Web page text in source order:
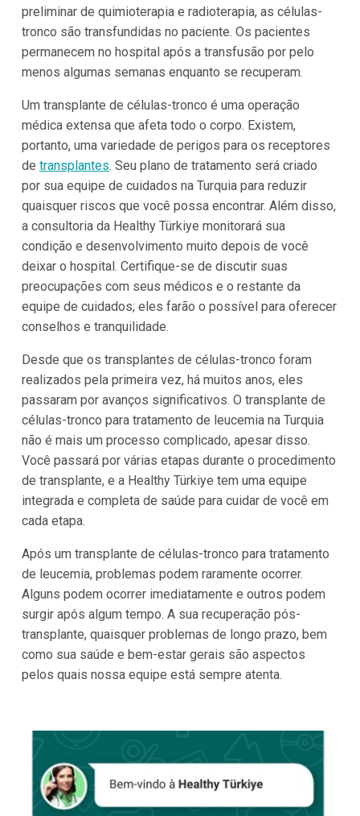
preliminar de quimioterapia e radioterapia, as células-
tronco são transfundidas no paciente. Os pacientes
permanecem no hospital após a transfusão por pelo
menos algumas semanas enquanto se recuperam.
Um transplante de células-tronco é uma operação
médica extensa que afeta todo o corpo. Existem,
portanto, uma variedade de perigos para os receptores
de transplantes. Seu plano de tratamento será criado
por sua equipe de cuidados na Turquia para reduzir
quaisquer riscos que você possa encontrar. Além disso,
a consultoria da Healthy Türkiye monitorará sua
condição e desenvolvimento muito depois de você
deixar o hospital. Certifique-se de discutir suas
preocupações com seus médicos e o restante da
equipe de cuidados; eles farão o possível para oferecer
conselhos e tranquilidade.
Desde que os transplantes de células-tronco foram
realizados pela primeira vez, há muitos anos, eles
passaram por avanços significativos. O transplante de
células-tronco para tratamento de leucemia na Turquia
não é mais um processo complicado, apesar disso.
Você passará por várias etapas durante o procedimento
de transplante, e a Healthy Türkiye tem uma equipe
integrada e completa de saúde para cuidar de você em
cada etapa.
Após um transplante de células-tronco para tratamento
de leucemia, problemas podem raramente ocorrer.
Alguns podem ocorrer imediatamente e outros podem
surgir após algum tempo. A sua recuperação pós-
transplante, quaisquer problemas de longo prazo, bem
como sua saúde e bem-estar gerais são aspectos
pelos quais nossa equipe está sempre atenta.